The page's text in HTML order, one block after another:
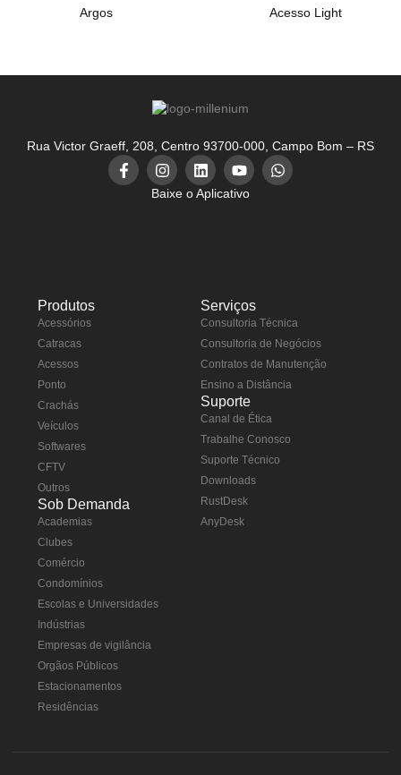
Argos Acesso Light
Rua Victor Graeff, 208, Centro 93700-000, Campo Bom – RS
Baixe o Aplicativo
Produtos
Acessórios
Catracas
Acessos
Ponto
Crachás
Veículos
Softwares
CFTV
Outros
Sob Demanda
Academias
Clubes
Comércio
Condomínios
Escolas e Universidades
Indústrias
Empresas de vigilância
Orgãos Públicos
Estacionamentos
Residências
Serviços
Consultoria Técnica
Consultoria de Negócios
Contratos de Manutenção
Ensino a Distância
Suporte
Canal de Ética
Trabalhe Conosco
Suporte Técnico
Downloads
RustDesk
AnyDesk